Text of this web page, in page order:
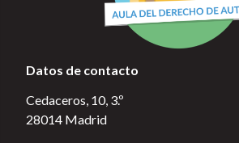
Datos de contacto
Cedaceros, 10, 3.º
28014 Madrid